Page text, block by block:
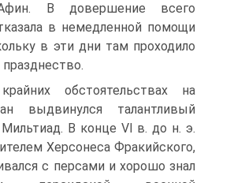
B довершение всего
в немедленной помощи
в эти дни там проходило
обстоятельствах на
выдвинулся талантливый
B конце VI в. до н. э.
Херсонеса Фракийского,
с персами и хорошо знал